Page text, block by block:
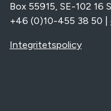
Box 55915, SE-102 16
+46 (0)10-455 38 50 |
Integritetspolicy